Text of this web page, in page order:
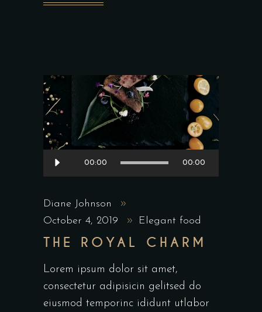
Audio
Player
00:00 00:00
Diane Johnson
October 4, 2019
Elegant food
THE ROYAL CHARM
Lorem ipsum dolor sit amet,
consectetur adipisicin gelitsed do
eiusmod temporinc ididunt utlabor